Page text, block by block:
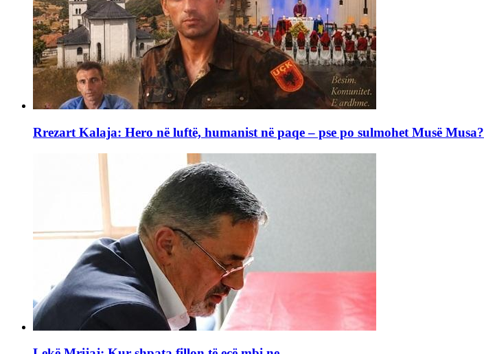
Rrezart Kalaja: Hero në luftë, humanist në paqe – pse po sulmohet Musë Musa?